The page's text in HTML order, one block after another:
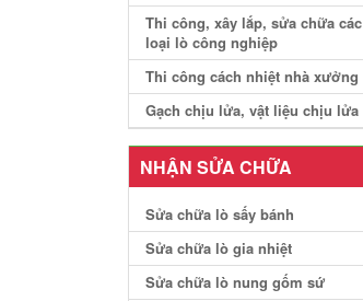
Thi công, xây lắp, sửa chữa các
loại lò công nghiệp
Thi công cách nhiệt nhà xưởng
Gạch chịu lửa, vật liệu chịu lửa
NHẬN SỬA CHỮA
Sửa chữa lò sấy bánh
Sửa chữa lò gia nhiệt
Sửa chữa lò nung gốm sứ